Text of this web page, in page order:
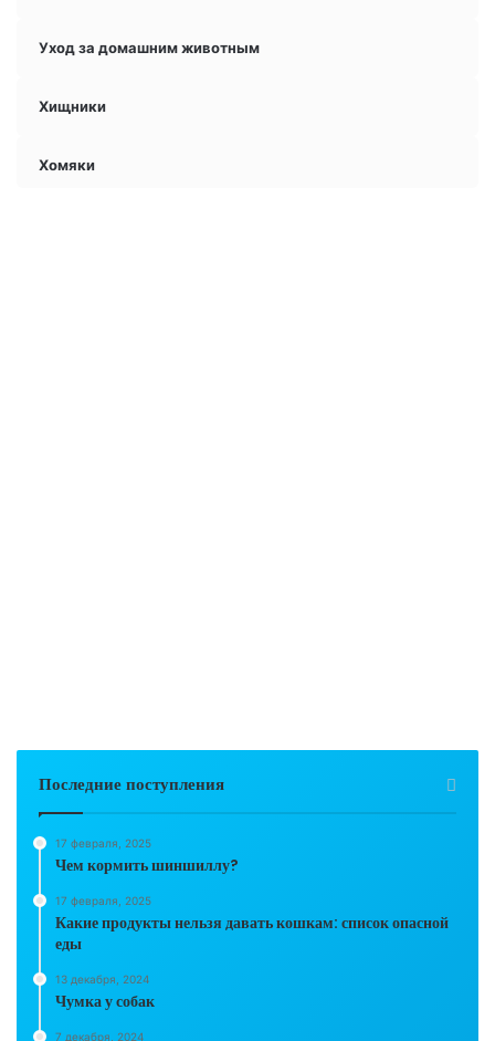
Уход за домашним животным
Хищники
Хомяки
Последние поступления
17 февраля, 2025
Чем кормить шиншиллу?
17 февраля, 2025
Какие продукты нельзя давать кошкам: список опасной
еды
13 декабря, 2024
Чумка у собак
7 декабря, 2024